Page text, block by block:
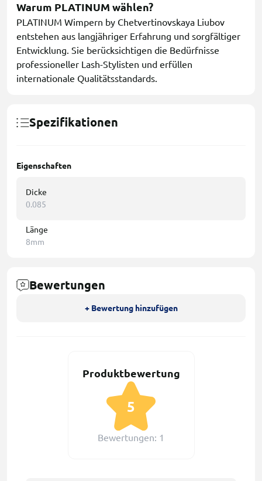
Warum PLATINUM wählen?
PLATINUM Wimpern by Chetvertinovskaya Liubov
entstehen aus langjähriger Erfahrung und sorgfältiger
Entwicklung. Sie berücksichtigen die Bedürfnisse
professioneller Lash-Stylisten und erfüllen
internationale Qualitätsstandards.
Spezifikationen
Eigenschaften
Dicke
0.085
Länge
8mm
Bewertungen
+ Bewertung hinzufügen
Produktbewertung
5
Bewertungen: 1